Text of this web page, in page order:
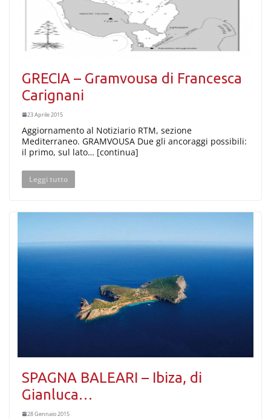
GRECIA – Gramvousa di Francesca
Carignani
23 Aprile 2015
Aggiornamento al Notiziario RTM, sezione
Mediterraneo. GRAMVOUSA Due gli ancoraggi possibili:
il primo, sul lato… [continua]
Leggi tutto
SPAGNA BALEARI – Ibiza, di
Gianluca…
28 Gennaio 2015